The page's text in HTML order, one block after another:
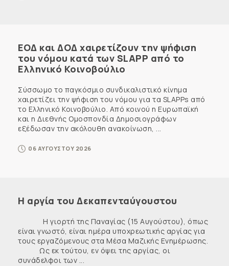
ΕΟΔ και ΔΟΔ χαιρετίζουν την ψήφιση
του νόμου κατά των SLAPP από το
Ελληνικό Κοινοβούλιο
Σύσσωμο το παγκόσμιο συνδικαλιστικό κίνημα
χαιρετίζει την ψήφιση του νόμου για τα SLAPPs από
το Ελληνικό Κοινοβούλιο. Από κοινού η Ευρωπαϊκή
και η Διεθνής Ομοσπονδία Δημοσιογράφων
εξέδωσαν την ακόλουθη ανακοίνωση, ...
06 ΑΥΓΟΥΣΤΟΥ 2026
Η αργία του Δεκαπενταύγουστου
Η γιορτή της Παναγίας (15 Αυγούστου), όπως
είναι γνωστό, είναι ημέρα υποχρεωτικής αργίας για
τους εργαζόμενους στα Μέσα Μαζικής Ενημέρωσης.
Ως εκ τούτου, εν όψει της αργίας, οι
συνάδελφοι των ...